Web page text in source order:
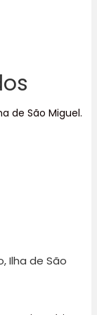
Ilha de São